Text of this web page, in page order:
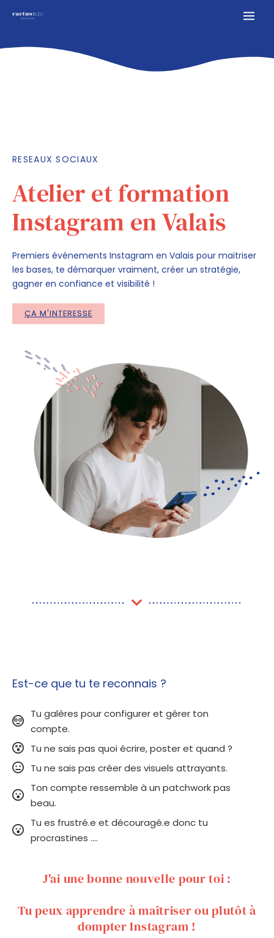
RESEAUX SOCIAUX
Atelier et formation
Instagram en Valais
Premiers événements Instagram en Valais pour maitriser
les bases, te démarquer vraiment, créer un stratégie,
gagner en confiance et visibilité !
ÇA M'INTERESSE
Est-ce que tu te reconnais ?
Tu galères pour configurer et gérer ton
compte.​
Tu ne sais pas quoi écrire, poster et quand ?
Tu ne sais pas créer des visuels attrayants.
Ton compte ressemble à un patchwork pas
beau.
Tu es frustré.e et découragé.e donc tu
procrastines ....
J'ai une bonne nouvelle pour toi :
Tu peux apprendre à maîtriser ou plutôt à
dompter Instagram !